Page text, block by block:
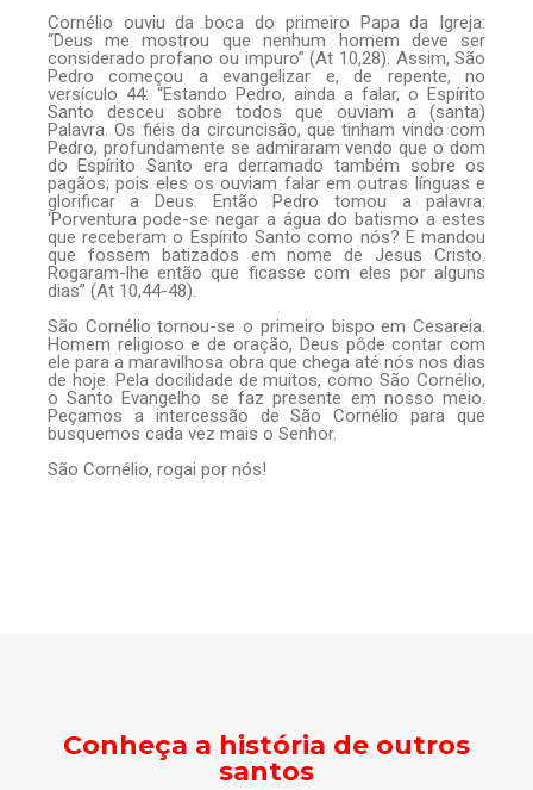
Cornélio ouviu da boca do primeiro Papa da Igreja:
“Deus me mostrou que nenhum homem deve ser
considerado profano ou impuro” (At 10,28). Assim, São
Pedro começou a evangelizar e, de repente, no
versículo 44: “Estando Pedro, ainda a falar, o Espírito
Santo desceu sobre todos que ouviam a (santa)
Palavra. Os fiéis da circuncisão, que tinham vindo com
Pedro, profundamente se admiraram vendo que o dom
do Espírito Santo era derramado também sobre os
pagãos; pois eles os ouviam falar em outras línguas e
glorificar a Deus. Então Pedro tomou a palavra:
‘Porventura pode-se negar a água do batismo a estes
que receberam o Espírito Santo como nós? E mandou
que fossem batizados em nome de Jesus Cristo.
Rogaram-lhe então que ficasse com eles por alguns
dias” (At 10,44-48).
São Cornélio tornou-se o primeiro bispo em Cesareia.
Homem religioso e de oração, Deus pôde contar com
ele para a maravilhosa obra que chega até nós nos dias
de hoje. Pela docilidade de muitos, como São Cornélio,
o Santo Evangelho se faz presente em nosso meio.
Peçamos a intercessão de São Cornélio para que
busquemos cada vez mais o Senhor.
São Cornélio, rogai por nós!
Conheça a história de outros
santos